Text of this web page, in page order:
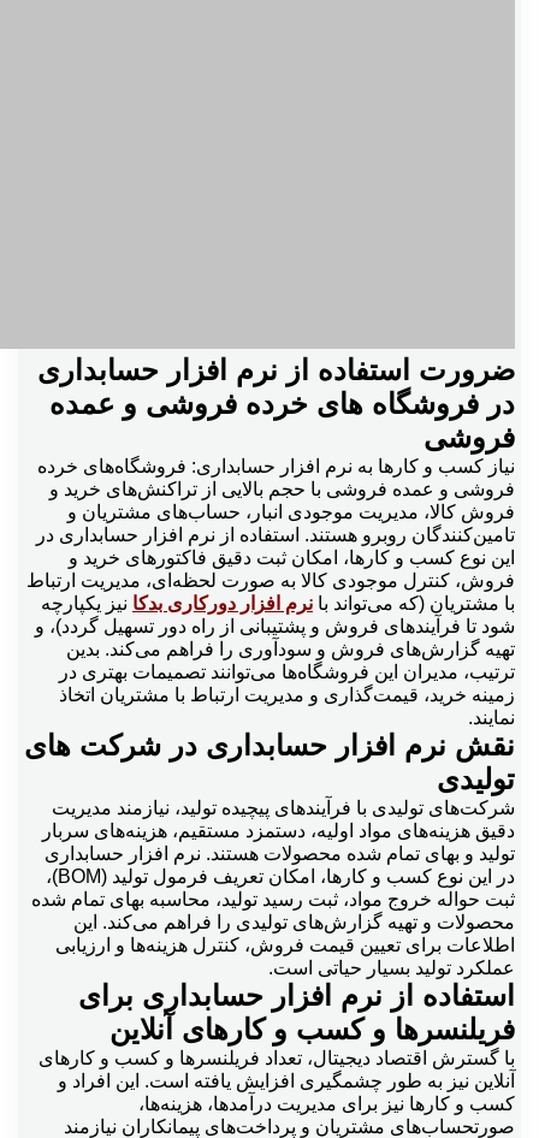
ضرورت استفاده از نرم افزار حسابداری
در فروشگاه های خرده فروشی و عمده
فروشی
نیاز کسب و کارها به نرم افزار حسابداری: فروشگاه‌های خرده
فروشی و عمده فروشی با حجم بالایی از تراکنش‌های خرید و
فروش کالا، مدیریت موجودی انبار، حساب‌های مشتریان و
تامین‌کنندگان روبرو هستند. استفاده از نرم افزار حسابداری در
این نوع کسب و کارها، امکان ثبت دقیق فاکتورهای خرید و
فروش، کنترل موجودی کالا به صورت لحظه‌ای، مدیریت ارتباط
با مشتریان (که می‌تواند با نرم افزار دورکاری بدکا نیز یکپارچه
شود تا فرآیندهای فروش و پشتیبانی از راه دور تسهیل گردد)، و
تهیه گزارش‌های فروش و سودآوری را فراهم می‌کند. بدین
ترتیب، مدیران این فروشگاه‌ها می‌توانند تصمیمات بهتری در
زمینه خرید، قیمت‌گذاری و مدیریت ارتباط با مشتریان اتخاذ
نمایند.
نقش نرم افزار حسابداری در شرکت های
تولیدی
شرکت‌های تولیدی با فرآیندهای پیچیده تولید، نیازمند مدیریت
دقیق هزینه‌های مواد اولیه، دستمزد مستقیم، هزینه‌های سربار
تولید و بهای تمام شده محصولات هستند. نرم افزار حسابداری
در این نوع کسب و کارها، امکان تعریف فرمول تولید (BOM)،
ثبت حواله خروج مواد، ثبت رسید تولید، محاسبه بهای تمام شده
محصولات و تهیه گزارش‌های تولیدی را فراهم می‌کند. این
اطلاعات برای تعیین قیمت فروش، کنترل هزینه‌ها و ارزیابی
عملکرد تولید بسیار حیاتی است.
استفاده از نرم افزار حسابداری برای
فریلنسرها و کسب و کارهای آنلاین
با گسترش اقتصاد دیجیتال، تعداد فریلنسرها و کسب و کارهای
آنلاین نیز به طور چشمگیری افزایش یافته است. این افراد و
کسب و کارها نیز برای مدیریت درآمدها، هزینه‌ها،
صورتحساب‌های مشتریان و پرداخت‌های پیمانکاران نیازمند